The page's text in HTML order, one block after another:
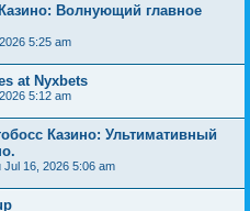
Волнующий главное
5:25 am
at Nyxbets
5:12 am
Казино: Ультимативный
Jul 16, 2026 5:06 am